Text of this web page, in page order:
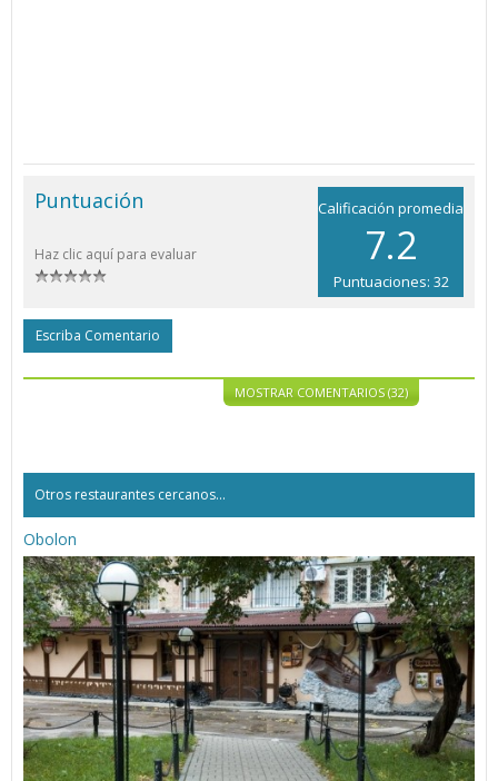
Calificación promedia
7.2
Puntuaciones: 32
Puntuación
Haz clic aquí para evaluar
Escriba Comentario
MOSTRAR COMENTARIOS (32)
Otros restaurantes cercanos...
Obolon